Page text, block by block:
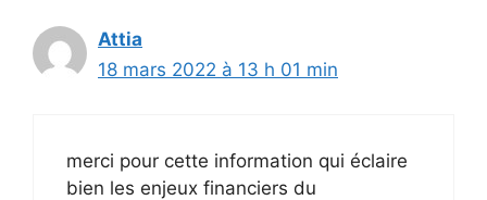
Attia
18 mars 2022 à 13 h 01 min
merci pour cette information qui éclaire
bien les enjeux financiers du